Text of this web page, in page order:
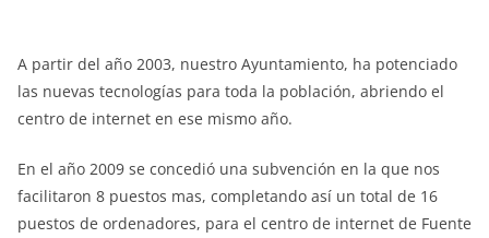
A partir del año 2003, nuestro Ayuntamiento, ha potenciado
las nuevas tecnologías para toda la población, abriendo el
centro de internet en ese mismo año.
En el año 2009 se concedió una subvención en la que nos
facilitaron 8 puestos mas, completando así un total de 16
puestos de ordenadores, para el centro de internet de Fuente